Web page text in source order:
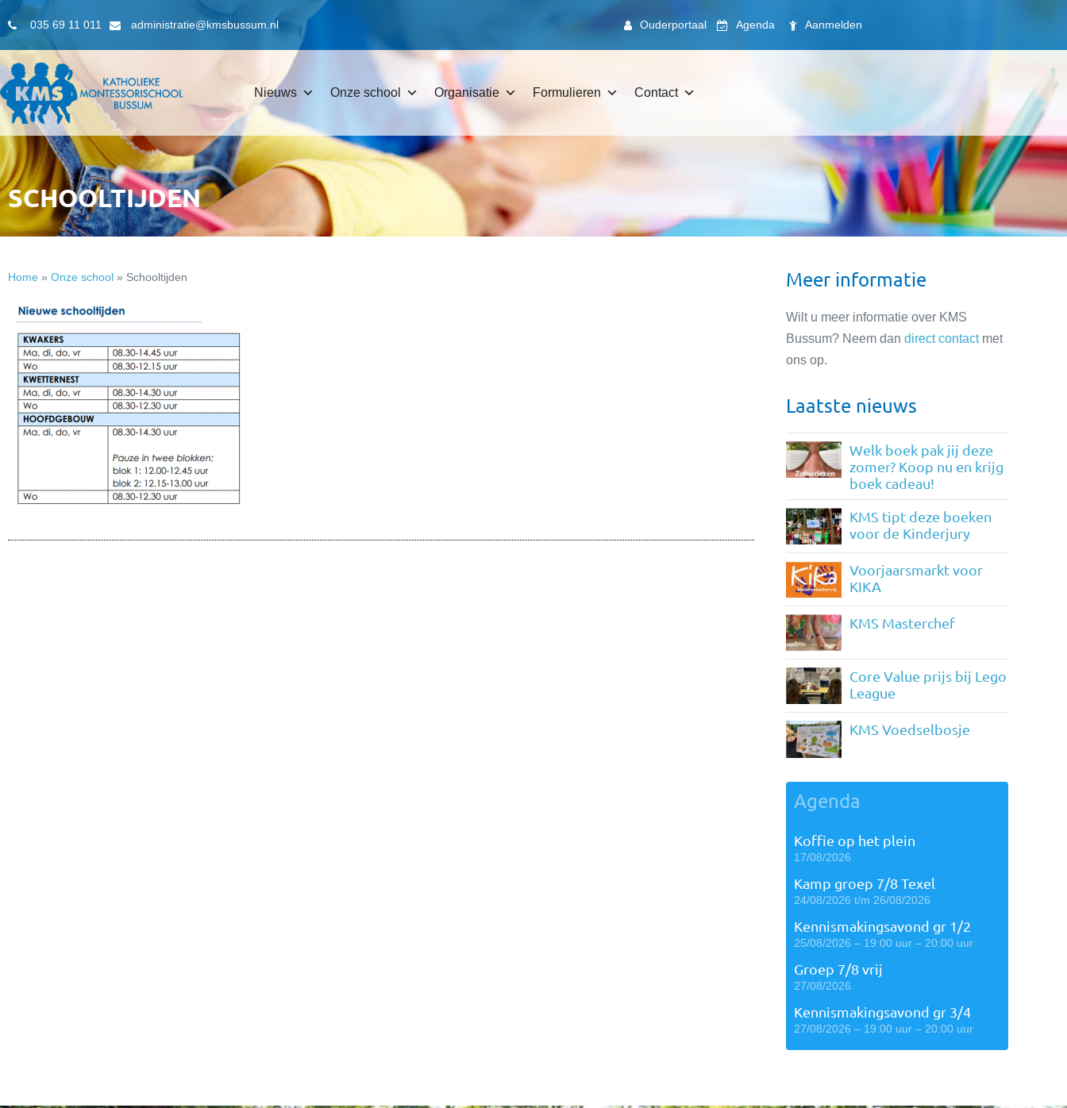
035 69 11 011 administratie@kmsbussum.nl Ouderportaal Agenda Aanmelden
Nieuws Onze school Organisatie Formulieren Contact
SCHOOLTIJDEN
Home » Onze school » Schooltijden Meer informatie
Wilt u meer informatie over KMS
Bussum? Neem dan direct contactmet
ons op.
Laatste nieuws
Welk boek pak jij deze
zomer? Koop nu en krijg
boek cadeau!
KMS tipt deze boeken
voor de Kinderjury
Voorjaarsmarkt voor
KIKA
KMS Masterchef
Core Value prijs bij Lego
League
KMS Voedselbosje
Agenda
Koffie op het plein
17/08/2026
Kamp groep 7/8 Texel
24/08/2026 t/m 26/08/2026
Kennismakingsavond gr 1/2
25/08/2026 – 19:00 uur – 20:00 uur
Groep 7/8 vrij
27/08/2026
Kennismakingsavond gr 3/4
27/08/2026 – 19:00 uur – 20:00 uur